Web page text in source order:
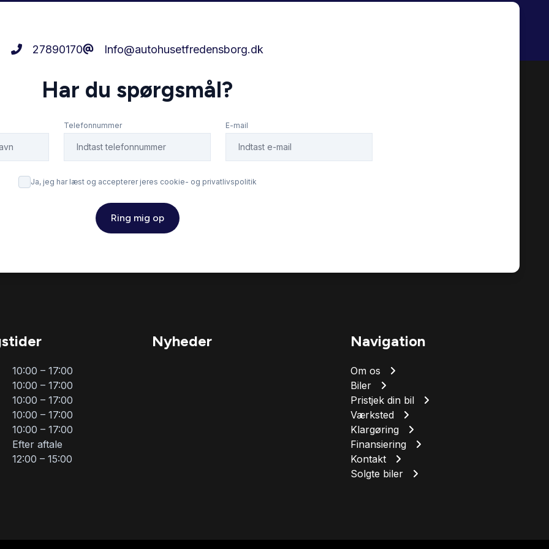
27890170 Info@autohusetfredensborg.dk
Har du spørgsmål?
Telefonnummer E-mail
Ja, jeg har læst og accepterer jeres cookie- og privatlivspolitik
Ring mig op
10:00 – 17:00
10:00 – 17:00
10:00 – 17:00
10:00 – 17:00
10:00 – 17:00
Efter aftale
12:00 – 15:00
Nyheder Navigation
Om os
Biler
Pristjek din bil
Værksted
Klargøring
Finansiering
Kontakt
Solgte biler